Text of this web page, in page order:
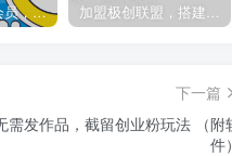
加入极创联盟会员，全站资源免费学习。 加盟极创联盟，搭建同款项目资源站，实现日入2000+
下一篇
作品，截留创业粉玩法 （附软
件）